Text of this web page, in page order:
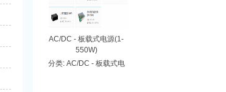
AC/DC - 板载式电源(1-
550W)
分类: AC/DC - 板载式电